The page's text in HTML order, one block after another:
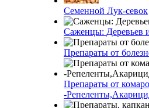
Семенной Лук-севок
Саженцы: Деревьев
Препараты от
Препараты от
-